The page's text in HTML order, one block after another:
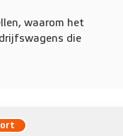
waarom het
die